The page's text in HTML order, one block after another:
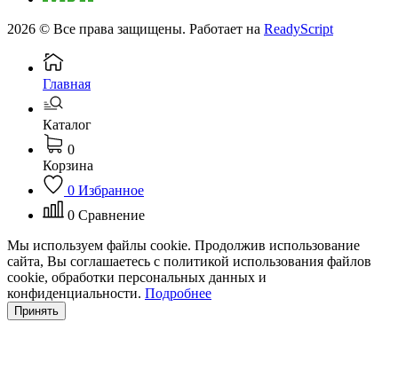
2026 © Все права защищены. Работает на ReadyScript
Главная
Каталог
0
Корзина
0 Избранное
0 Сравнение
Мы используем файлы cookie. Продолжив использование
сайта, Вы соглашаетесь с политикой использования файлов
cookie, обработки персональных данных и
конфиденциальности. Подробнее
Принять